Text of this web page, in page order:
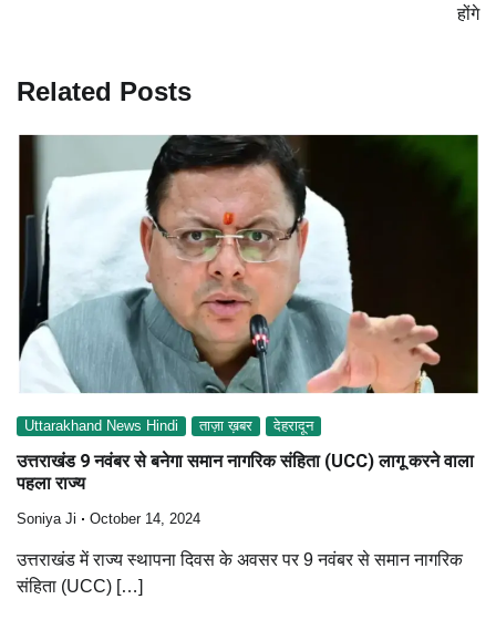
होंगे
Related Posts
Uttarakhand News Hindi ताज़ा ख़बर देहरादून
उत्तराखंड 9 नवंबर से बनेगा समान नागरिक संहिता (UCC) लागू करने वाला
पहला राज्य
Soniya Ji October 14, 2024
उत्तराखंड में राज्य स्थापना दिवस के अवसर पर 9 नवंबर से समान नागरिक
संहिता (UCC) […]